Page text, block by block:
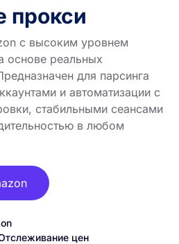
прокси
с высоким уровнем
основе реальных
для парсинга
и автоматизации с
стабильными сеансами
в любом
цен